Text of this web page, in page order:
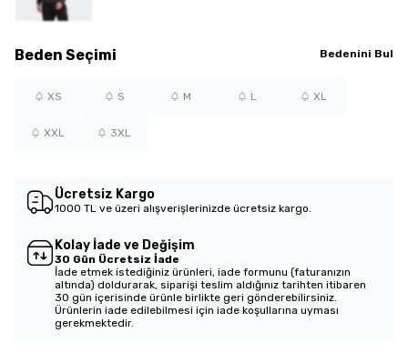
Beden Seçimi Bedenini Bul
XS S M L XL
XXL 3XL
Ücretsiz Kargo
1000 TL ve üzeri alışverişlerinizde ücretsiz kargo.
Kolay İade ve Değişim
30 Gün Ücretsiz İade
İade etmek istediğiniz ürünleri, iade formunu (faturanızın
altında) doldurarak, siparişi teslim aldığınız tarihten itibaren
30 gün içerisinde ürünle birlikte geri gönderebilirsiniz.
Ürünlerin iade edilebilmesi için iade koşullarına uyması
gerekmektedir.